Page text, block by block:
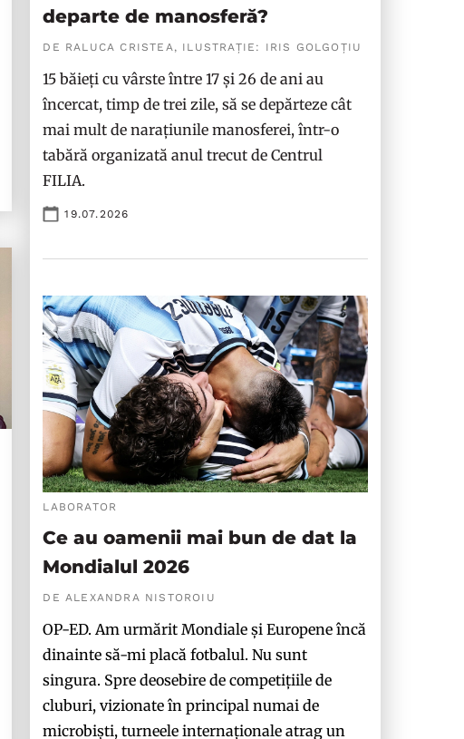
departe de manosferă?
DE RALUCA CRISTEA, ILUSTRAȚIE: IRIS GOLGOȚIU
15 băieți cu vârste între 17 și 26 de ani au
încercat, timp de trei zile, să se depărteze cât
mai mult de narațiunile manosferei, într-o
tabără organizată anul trecut de Centrul
FILIA.
19.07.2026
LABORATOR
Ce au oamenii mai bun de dat la
Mondialul 2026
DE ALEXANDRA NISTOROIU
OP-ED. Am urmărit Mondiale și Europene încă
dinainte să-mi placă fotbalul. Nu sunt
singura. Spre deosebire de competițiile de
cluburi, vizionate în principal numai de
microbiști, turneele internaționale atrag un